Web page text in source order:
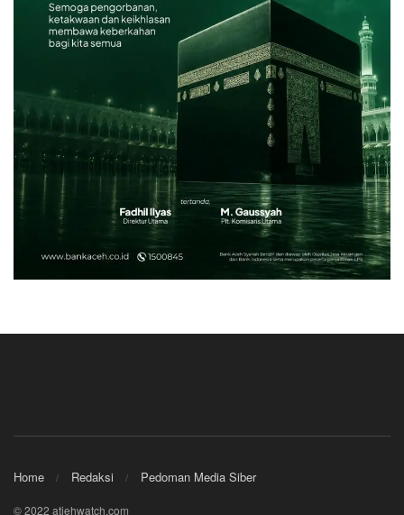
Home Redaksi Pedoman Media Siber
© 2022 atjehwatch.com